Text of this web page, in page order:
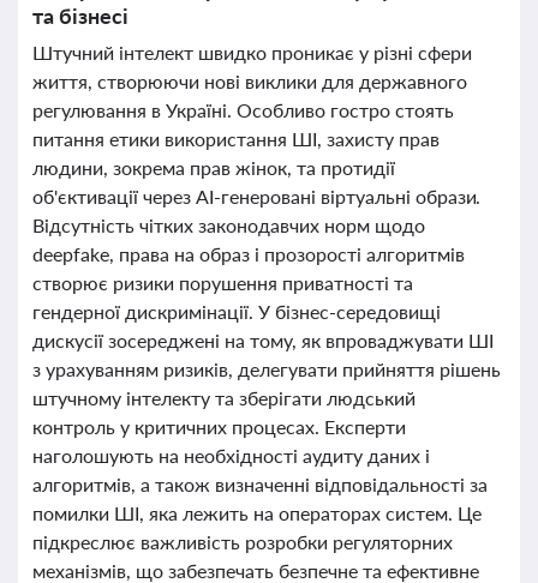
та бізнесі
Штучний інтелект швидко проникає у різні сфери
життя, створюючи нові виклики для державного
регулювання в Україні. Особливо гостро стоять
питання етики використання ШІ, захисту прав
людини, зокрема прав жінок, та протидії
об'єктивації через AI-генеровані віртуальні образи.
Відсутність чітких законодавчих норм щодо
deepfake, права на образ і прозорості алгоритмів
створює ризики порушення приватності та
гендерної дискримінації. У бізнес-середовищі
дискусії зосереджені на тому, як впроваджувати ШІ
з урахуванням ризиків, делегувати прийняття рішень
штучному інтелекту та зберігати людський
контроль у критичних процесах. Експерти
наголошують на необхідності аудиту даних і
алгоритмів, а також визначенні відповідальності за
помилки ШІ, яка лежить на операторах систем. Це
підкреслює важливість розробки регуляторних
механізмів, що забезпечать безпечне та ефективне